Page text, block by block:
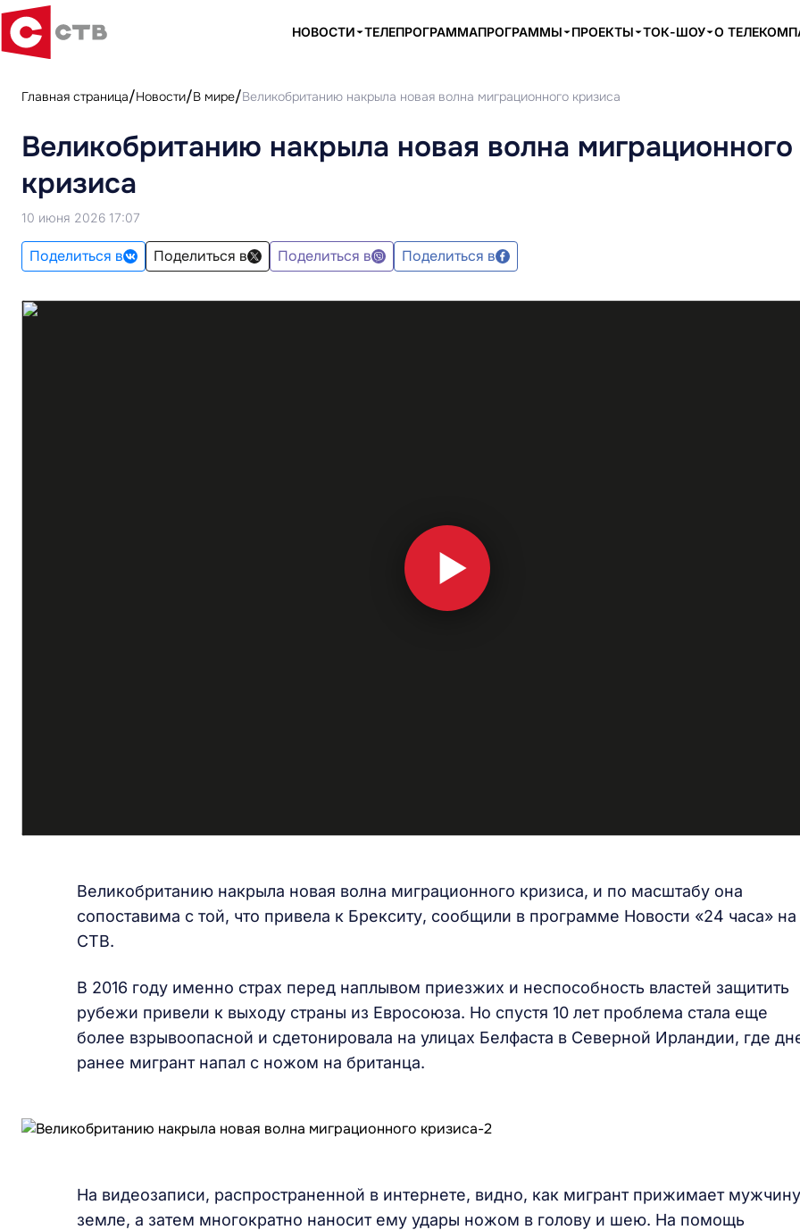
НОВОСТИ ТЕЛЕПРОГРАММАПРОГРАММЫ ПРОЕКТЫ ТОК-ШОУ О
Главная страница Новости В мире Великобританию накрыла новая волна миграционного кризиса
Великобританию накрыла новая волна миграционного
кризиса
10 июня 2026 17:07
Поделиться в Поделиться в Поделиться в Поделиться в
Великобританию накрыла новая волна миграционного кризиса, и по масштабу она
сопоставима с той, что привела к Брекситу, сообщили в программе Новости «24 часа» на
СТВ.
В 2016 году именно страх перед наплывом приезжих и неспособность властей защитить
рубежи привели к выходу страны из Евросоюза. Но спустя 10 лет проблема стала еще
более взрывоопасной и сдетонировала на улицах Белфаста в Северной Ирландии, где
ранее мигрант напал с ножом на британца.
На видеозаписи, распространенной в интернете, видно, как мигрант прижимает
земле, а затем многократно наносит ему удары ножом в голову и шею. На помощь